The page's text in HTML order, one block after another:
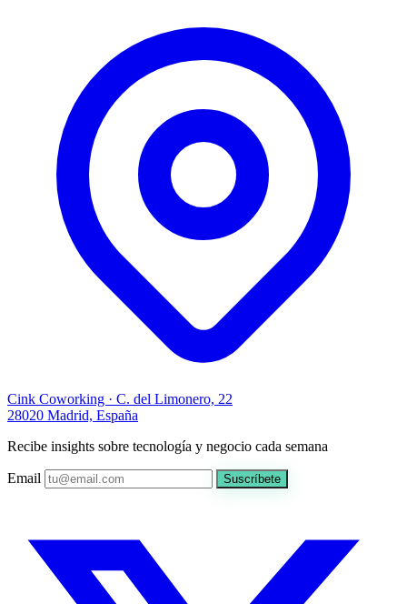
Cink Coworking · C. del Limonero, 22
28020 Madrid, España
Recibe insights sobre tecnología y negocio cada semana
Email Suscríbete